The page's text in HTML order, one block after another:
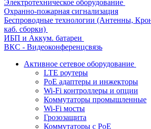
Электротехническое оборудование
Охранно-пожарная сигнализация
Беспроводные технологии (Антенны,
каб. сборки)
ИБП и Аккум. батареи
ВКС - Видеоконференцсвязь
Активное сетевое оборудование
LTE роутеры
PoE адаптеры и инжекторы
Wi-Fi контроллеры и опции
Коммутаторы промышленные
Wi-Fi мосты
Грозозащита
Коммутаторы c PoE